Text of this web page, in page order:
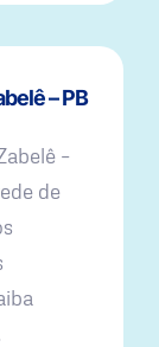
– PB
–
de